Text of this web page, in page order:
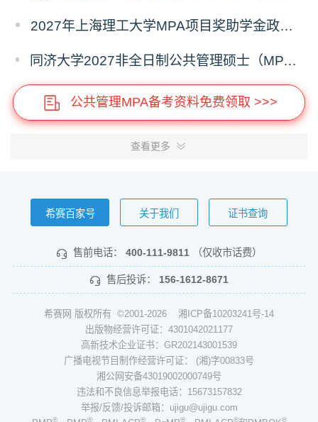
2027年上海理工大学MPA项目奖助学金政策发布
同济大学2027非全日制公共管理硕士（MPA）奖学金方案
公共管理MPA备考资料免费领取 >>>
查看更多
希赛百家号 关于我们 证书查询
售前电话： 400-111-9811 （仅收市话费）
售后投诉： 156-1612-8671
希赛网 版权所有 ©2001-2026 湘ICP备10203241号-14
出版物经营许可证：4301042021177
高新技术企业证书：GR202143001539
广播电视节目制作经营许可证： (湘)字00833号
湘公网安备43019002000749号
违法和不良信息举报电话：15673157832
举报/反馈/投诉邮箱：ujigu@ujigu.com
® ® ® ® ® ®